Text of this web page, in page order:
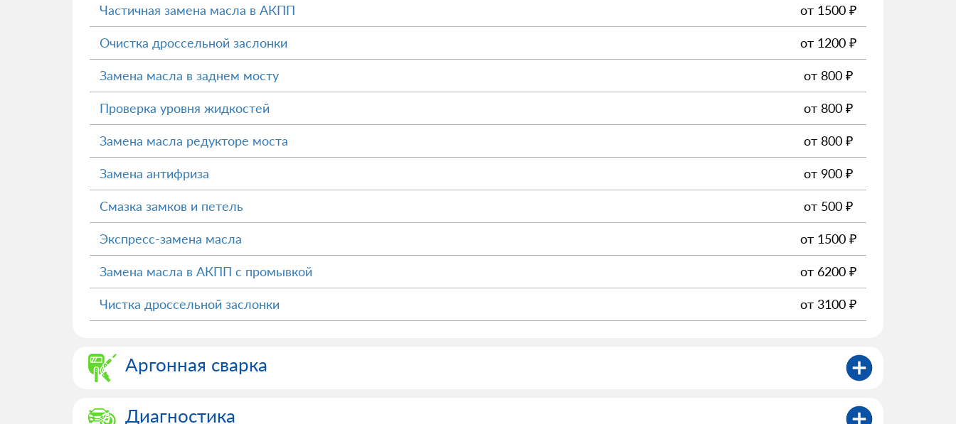
Частичная замена масла в АКПП от 1500 ₽
Очистка дроссельной заслонки от 1200 ₽
Замена масла в заднем мосту от 800 ₽
Проверка уровня жидкостей от 800 ₽
Замена масла редукторе моста от 800 ₽
Замена антифриза от 900 ₽
Смазка замков и петель от 500 ₽
Экспресс-замена масла от 1500 ₽
Замена масла в АКПП с промывкой от 6200 ₽
Чистка дроссельной заслонки от 3100 ₽
Аргонная сварка
Диагностика